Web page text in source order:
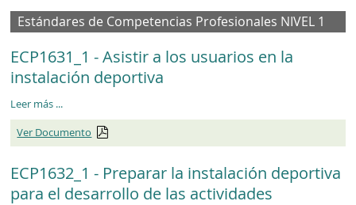
Estándares de Competencias Profesionales NIVEL 1
ECP1631_1 - Asistir a los usuarios en la
instalación deportiva
Leer más ECP1631_1
...
Ver Documento
ECP1632_1 - Preparar la instalación deportiva
para el desarrollo de las actividades